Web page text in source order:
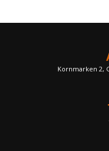
Kornmarken 2,